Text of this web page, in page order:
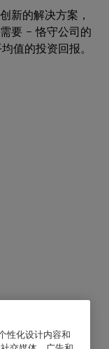
新的解决方案，
要 – 恪守公司的
值的投资回报。
性化设计内容和